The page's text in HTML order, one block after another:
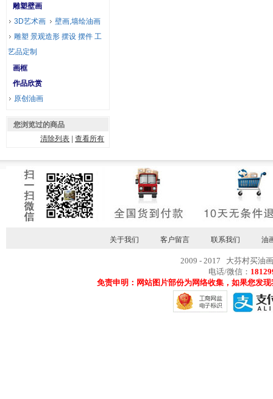
雕塑壁画
3D艺术画
壁画,墙绘油画
雕塑 景观造形 摆设 摆件 工
艺品定制
画框
作品欣赏
原创油画
您浏览过的商品
清除列表 |查看所有
关于我们 客户留言 联系我们 油
2009 - 2017 大芬村买油
电话/微信：
免责申明：网站图片部份为网络收集，如果您发